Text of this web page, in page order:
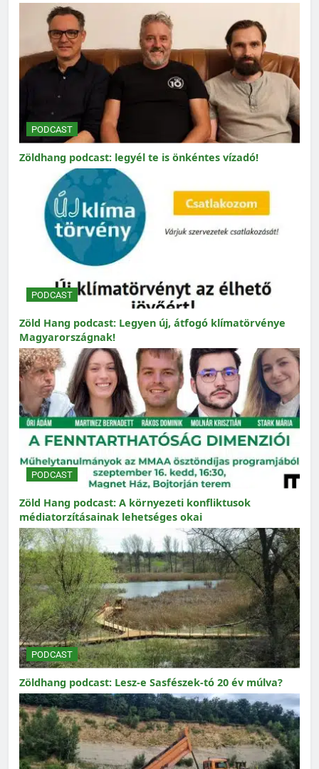
PODCAST
Zöldhang podcast: legyél te is önkéntes vízadó!
PODCAST
Zöld Hang podcast: Legyen új, átfogó klímatörvénye
Magyarországnak!
PODCAST
Zöld Hang podcast: A környezeti konfliktusok
médiatorzításainak lehetséges okai
PODCAST
Zöldhang podcast: Lesz-e Sasfészek-tó 20 év múlva?